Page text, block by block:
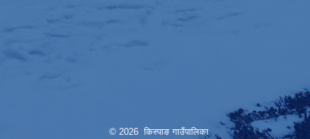
© 2026 किस्पाङ गाउँपालिका